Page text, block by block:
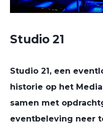
Studio 21
Studio 21, een
historie op het
samen met
eventbeleving neer